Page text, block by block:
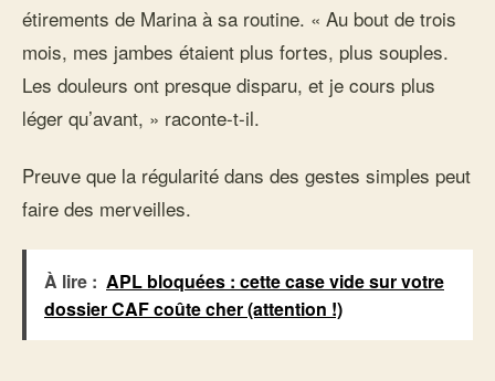
étirements de Marina à sa routine. « Au bout de trois
mois, mes jambes étaient plus fortes, plus souples.
Les douleurs ont presque disparu, et je cours plus
léger qu’avant, » raconte-t-il.
Preuve que la régularité dans des gestes simples peut
faire des merveilles.
À lire : APL bloquées : cette case vide sur votre
dossier CAF coûte cher (attention !)